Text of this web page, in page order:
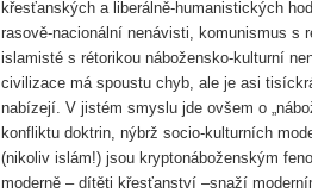
křesťanských a liberálně-humanistických
rasově-nacionální nenávisti, komunismus s
islamisté s rétorikou nábožensko-kulturní
civilizace má spoustu chyb, ale je asi
nabízejí. V jistém smyslu jde ovšem o
konfliktu doktrin, nýbrž socio-kulturních
(nikoliv islám!) jsou kryptonáboženským
moderně – dítěti křesťanství –snaží